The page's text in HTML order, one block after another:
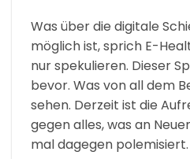
Was über die digitale
möglich ist, sprich E-
nur spekulieren. Dieser
bevor. Was von all dem
sehen. Derzeit ist die
gegen alles, was an
mal dagegen polemisiert.